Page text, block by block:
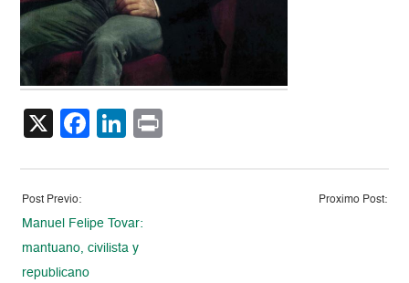
X Facebook
LinkedIn
Post Previo:
Manuel Felipe Tovar:
mantuano, civilista y
republicano
Proximo Post: